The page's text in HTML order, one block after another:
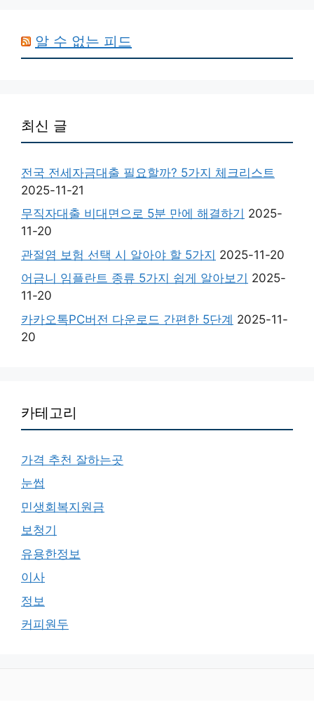
알 수 없는 피드
최신 글
전국 전세자금대출 필요할까? 5가지 체크리스트
2025-11-21
무직자대출 비대면으로 5분 만에 해결하기 2025-
11-20
관절염 보험 선택 시 알아야 할 5가지 2025-11-20
어금니 임플란트 종류 5가지 쉽게 알아보기 2025-
11-20
카카오톡PC버전 다운로드 간편한 5단계 2025-11-
20
카테고리
가격 추천 잘하는곳
눈썹
민생회복지원금
보청기
유용한정보
이사
정보
커피원두